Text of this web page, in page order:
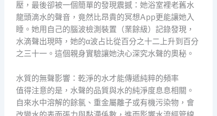
壓，最後卻被一個簡單的發現震撼：她浴室裡老舊水
龍頭滴水的聲音，竟然比昂貴的冥想App更能讓她入
睡。她用自己的腦波檢測裝置（業餘級）記錄發現，
水滴聲出現時，她的α波占比從百分之十二上升到百分
之三十一。這個親身實驗讓她決心深究水聲的奧秘。
水質的無聲影響：乾淨的水才能傳遞純粹的頻率
值得注意的是，水聲的品質與水的純淨度息息相關。
自來水中溶解的餘氯、重金屬離子或有機污染物，會